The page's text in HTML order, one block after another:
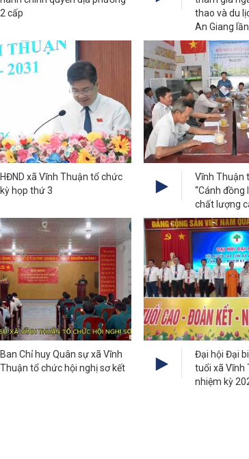
2 cấp
thao và du
An Giang
HĐND xã Vĩnh Thuận tổ chức
kỳ họp thứ 3
Vĩnh Thuận
“Cánh đồng
chất lượng
Ban Chỉ huy Quân sự xã Vĩnh
Thuận tổ chức hội nghị sơ kết
Đại hội Đại
tuổi xã Vĩnh
nhiệm kỳ